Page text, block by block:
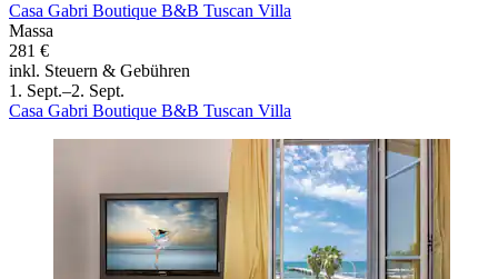
Casa Gabri Boutique B&B Tuscan Villa
Massa
281 €
inkl. Steuern & Gebühren
1. Sept.–2. Sept.
Casa Gabri Boutique B&B Tuscan Villa